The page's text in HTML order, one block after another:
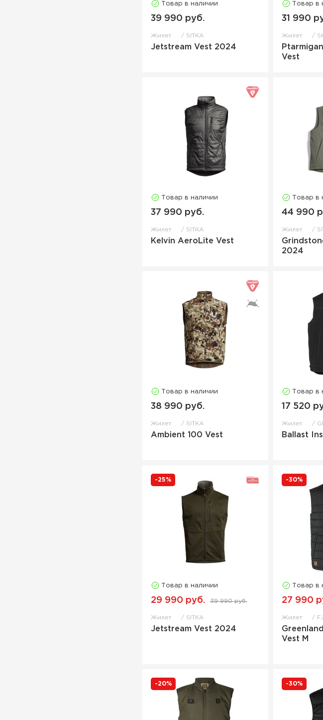
Товар в наличии
39 990 руб.
Жилет SITKA
Jetstream Vest 2024
Товар в
31 990
Жилет
Vest
Товар в наличии
37 990 руб.
Жилет SITKA
Kelvin AeroLite Vest
Товар в
44 990
Жилет
2024
Товар в наличии
38 990 руб.
Жилет SITKA
Ambient 100 Vest
Товар в
17 520
Жилет
Ballast
-25%
Товар в наличии
29 990 руб. 39 990 руб.
Жилет SITKA
Jetstream Vest 2024
-30%
Товар в
27 990
Жилет
Vest M
-20% -30%